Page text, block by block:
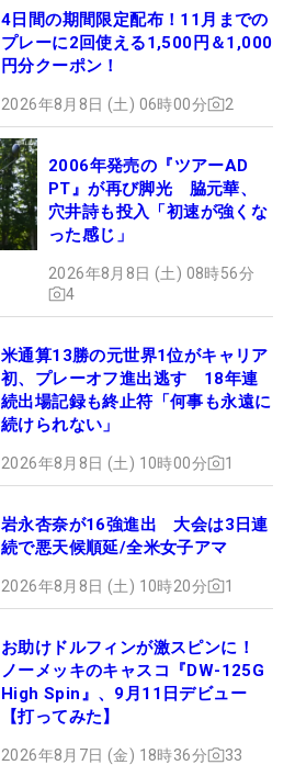
4日間の期間限定配布！11月までの
プレーに2回使える1,500円＆1,000
円分クーポン！
2026年8月8日 (土) 06時00分 2
2006年発売の『ツアーAD
PT』が再び脚光 脇元華、
穴井詩も投入「初速が強くな
った感じ」
2026年8月8日 (土) 08時56分
4
米通算13勝の元世界1位がキャリア
初、プレーオフ進出逃す 18年連
続出場記録も終止符「何事も永遠に
続けられない」
2026年8月8日 (土) 10時00分 1
岩永杏奈が16強進出 大会は3日連
続で悪天候順延/全米女子アマ
2026年8月8日 (土) 10時20分 1
お助けドルフィンが激スピンに！
ノーメッキのキャスコ『DW-125G
High Spin』、9月11日デビュー
【打ってみた】
2026年8月7日 (金) 18時36分 33